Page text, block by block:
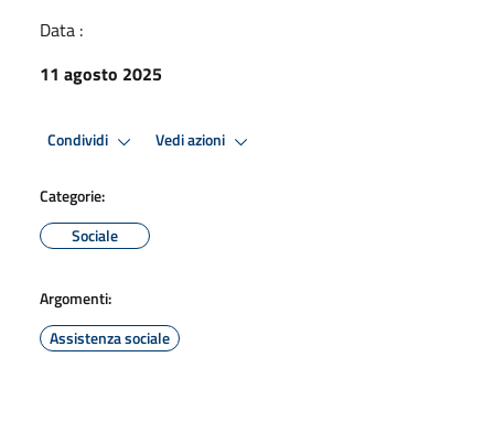
Data :
11 agosto 2025
Condividi Vedi azioni
Categorie:
Sociale
Argomenti:
Assistenza sociale